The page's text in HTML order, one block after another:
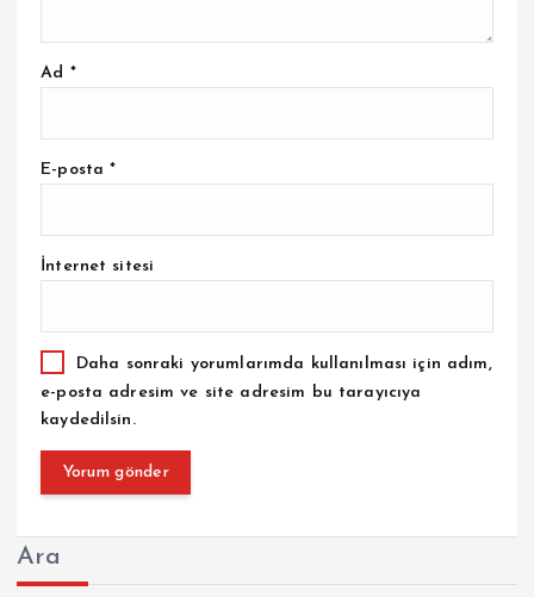
Ad *
E-posta*
İnternet sitesi
Daha sonraki yorumlarımda kullanılması için adım,
e-posta adresim ve site adresim bu tarayıcıya
kaydedilsin.
Ara